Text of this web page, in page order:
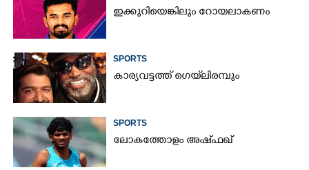
ഇക്കുറിയെങ്കിലും റോയലാകണം
SPORTS
കാര്യവട്ടത്ത് ഗെയ്‌ലിരമ്പും
SPORTS
ലോകത്തോളം അഷ്ഫഖ്